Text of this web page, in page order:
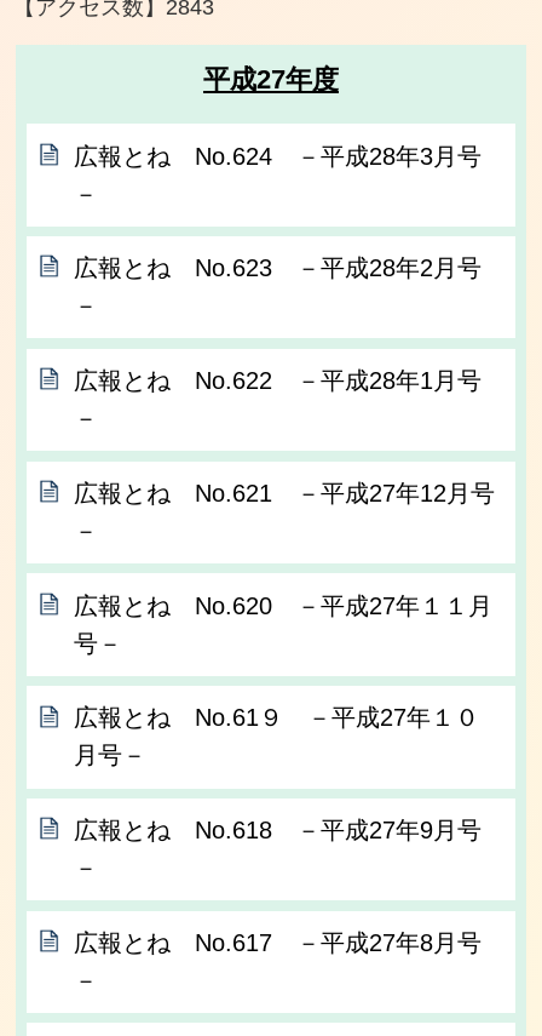
【アクセス数】 2843
平成27年度
広報とね No.624 －平成28年3月号
－
広報とね No.623 －平成28年2月号
－
広報とね No.622 －平成28年1月号
－
広報とね No.621 －平成27年12月号
－
広報とね No.620 －平成27年１１月
号－
広報とね No.61９ －平成27年１０
月号－
広報とね No.618 －平成27年9月号
－
広報とね No.617 －平成27年8月号
－